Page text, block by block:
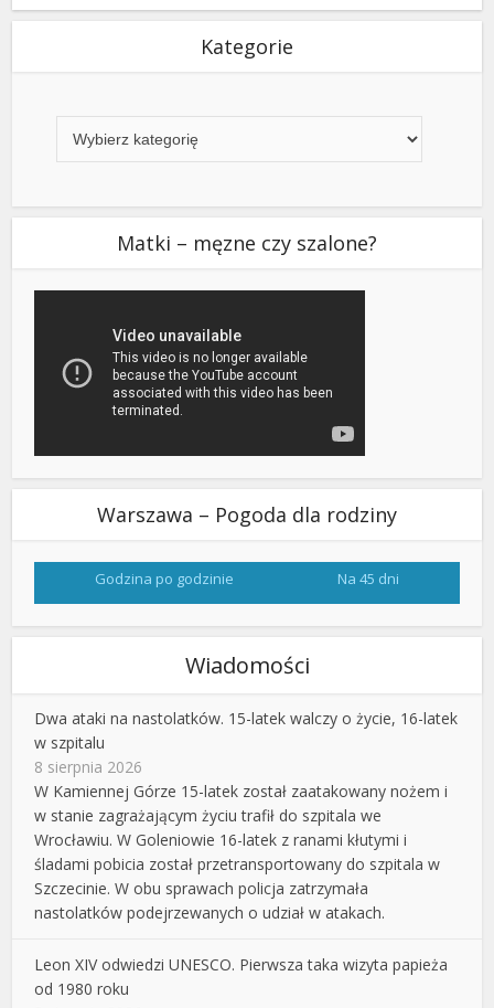
Kategorie
Matki – męzne czy szalone?
Warszawa – Pogoda dla rodziny
Godzina po godzinie Na 45 dni
Wiadomości
Dwa ataki na nastolatków. 15-latek walczy o życie, 16-latek
w szpitalu
8 sierpnia 2026
W Kamiennej Górze 15-latek został zaatakowany nożem i
w stanie zagrażającym życiu trafił do szpitala we
Wrocławiu. W Goleniowie 16-latek z ranami kłutymi i
śladami pobicia został przetransportowany do szpitala w
Szczecinie. W obu sprawach policja zatrzymała
nastolatków podejrzewanych o udział w atakach.
Leon XIV odwiedzi UNESCO. Pierwsza taka wizyta papieża
od 1980 roku